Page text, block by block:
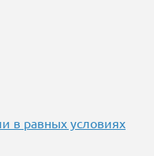
в равных условиях